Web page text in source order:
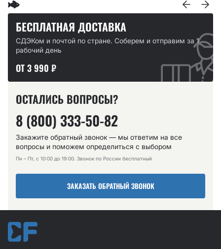
БЕСПЛАТНАЯ ДОСТАВКА
СДЭКом и почтой по стране. Соберем и отправим за 1
рабочий день
ОТ 3 990 ₽
ОСТАЛИСЬ ВОПРОСЫ?
8 (800) 333-50-82
Закажите обратный звонок — мы ответим на все
вопросы и поможем определиться с выбором
Пн – Пт, с 10:00 до 19:00. Звонок по России бесплатный
ЗАКАЗАТЬ ОБРАТНЫЙ ЗВОНОК